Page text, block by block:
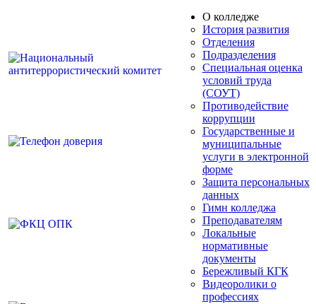
О колледже
История развития
Отделения
Подразделения
Специальная оценка
условий труда
(СОУТ)
Противодействие
коррупции
Государственные и
муниципальные
услуги в электронной
форме
Защита персональных
данных
Гимн колледжа
Преподавателям
Локальные
нормативные
документы
Бережливый КГК
Видеоролики о
профессиях